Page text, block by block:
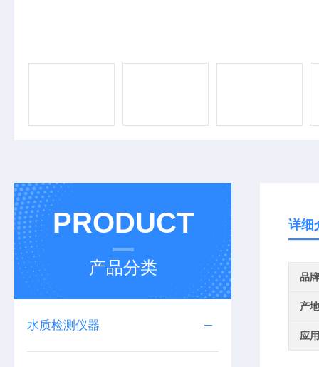
PRODUCT
产品分类
水质检测仪器
详细
品牌
产
应